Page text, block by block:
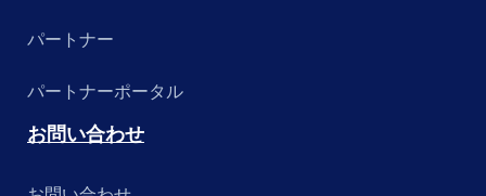
パートナー
パートナーポータル
お問い合わせ